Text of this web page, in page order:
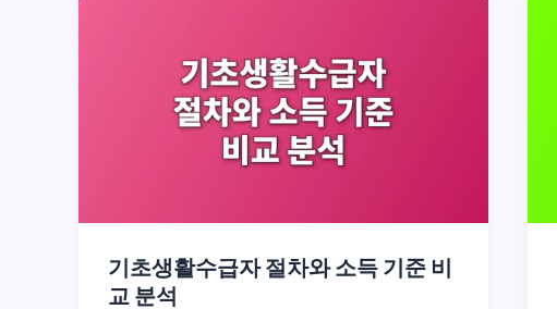
기초생활수급자 절차와 소득 기준 비
교 분석